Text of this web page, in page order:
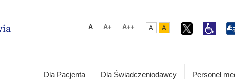
A A+ A++ A A
Dla Pacjenta Dla Świadczeniodawcy Personel